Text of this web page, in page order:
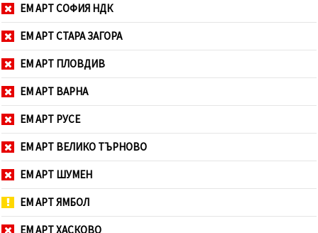
ЕМ АРТ СОФИЯ НДК
ЕМ АРТ СТАРА ЗАГОРА
ЕМ АРТ ПЛОВДИВ
ЕМ АРТ ВАРНА
ЕМ АРТ РУСЕ
ЕМ АРТ ВЕЛИКО ТЪРНОВО
ЕМ АРТ ШУМЕН
ЕМ АРТ ЯМБОЛ
ЕМ АРТ ХАСКОВО